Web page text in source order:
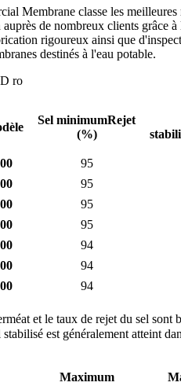
Membrane classe les
de nombreux clients grâce
rigoureux ainsi que
destinés à l'eau potable.
Sel minimumRejet
(%)
95
95
95
95
94
94
94
et le taux de rejet du sel
est généralement atteint
Maximum